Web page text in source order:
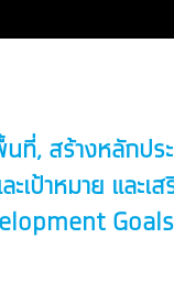
, สร้างหลักป
เป้าหมาย และ